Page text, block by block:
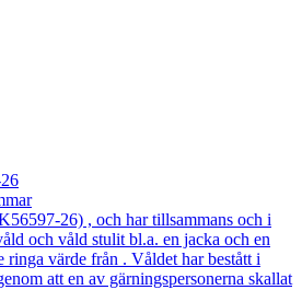
26) , och har tillsammans och i
och våld stulit bl.a. en jacka och en
värde från . Våldet har bestått i
att en av gärningspersonerna skallat